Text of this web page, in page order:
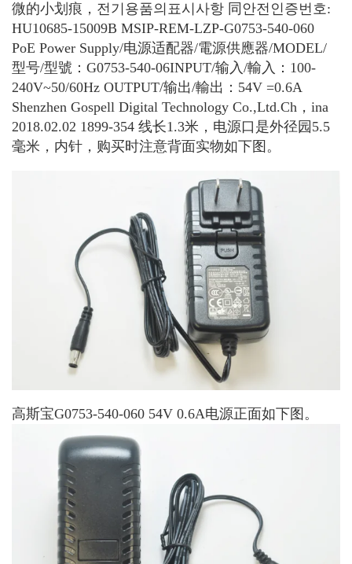
微的小划痕，전기용품의표시사항 同안전인증번호:
HU10685-15009B MSIP-REM-LZP-G0753-540-060
PoE Power Supply/电源适配器/電源供應器/MODEL/
型号/型號：G0753-540-06INPUT/输入/輸入：100-
240V~50/60Hz OUTPUT/输出/輸出：54V =0.6A
Shenzhen Gospell Digital Technology Co.,Ltd.Ch，ina
2018.02.02 1899-354 线长1.3米，电源口是外径园5.5
毫米，内针，购买时注意背面实物如下图。
高斯宝G0753-540-060 54V 0.6A电源正面如下图。